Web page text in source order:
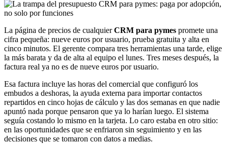
La página de precios de cualquierCRM para pymes promete una
cifra pequeña: nueve euros por usuario, prueba gratuita y alta en
cinco minutos. El gerente compara tres herramientas una tarde, elige
la más barata y da de alta al equipo el lunes. Tres meses después, la
factura real ya no es de nueve euros por usuario.
Esa factura incluye las horas del comercial que configuró los
embudos a deshoras, la ayuda externa para importar contactos
repartidos en cinco hojas de cálculo y las dos semanas en que nadie
apuntó nada porque pensaron que ya lo harían luego. El sistema
seguía costando lo mismo en la tarjeta. Lo caro estaba en otro sitio:
en las oportunidades que se enfriaron sin seguimiento y en las
decisiones que se tomaron con datos a medias.